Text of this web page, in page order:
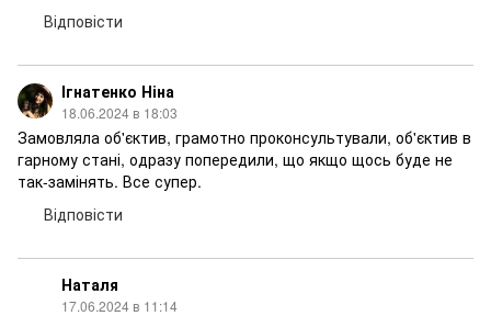
Відповісти
Ігнатенко Ніна
18.06.2024 в 18:03
Замовляла об'єктив, грамотно проконсультували, об'єктив в
гарному стані, одразу попередили, що якщо щось буде не
так-замінять. Все супер.
Відповісти
Наталя
17.06.2024 в 11:14